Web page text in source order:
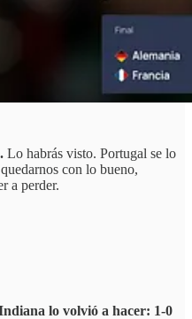
Lo habrás visto. Portugal se lo
con lo bueno,
a perder.
lo volvió a hacer: 1-0